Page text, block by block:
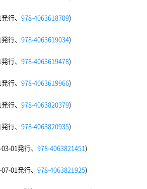
行、 978-4063618709)
行、 978-4063619034)
行、 978-4063619478)
行、 978-4063619966)
行、 978-4063820379)
行、 978-4063820935)
01発行、 978-4063821451)
01発行、 978-4063821925)